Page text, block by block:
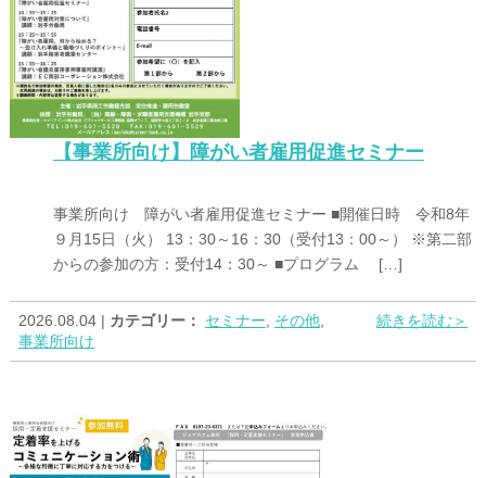
【事業所向け】障がい者雇用促進セミナー
事業所向け 障がい者雇用促進セミナー ■開催日時 令和8年
９月15日（火） 13：30～16：30（受付13：00～） ※第二部
からの参加の方：受付14：30～ ■プログラム […]
2026.08.04 | カテゴリー： セミナー その他,
事業所向け
続きを読む＞